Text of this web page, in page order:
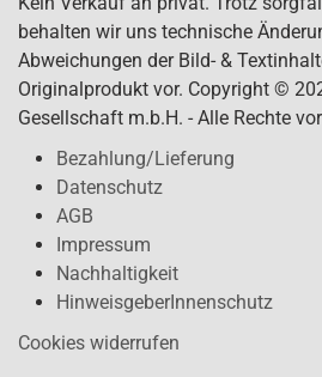
behalten wir uns technische
Abweichungen der Bild- &
Originalprodukt vor. Copyright ©
Gesellschaft m.b.H. - Alle Rechte
Bezahlung/Lieferung
Datenschutz
AGB
Impressum
Nachhaltigkeit
HinweisgeberInnenschutz
Cookies widerrufen